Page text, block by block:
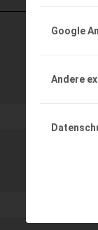
Google
Andere